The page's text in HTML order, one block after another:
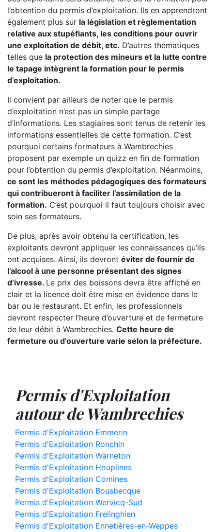
l’obtention du permis d’exploitation. Ils en apprendront
également plus sur la législation et règlementation
relative aux stupéfiants, les conditions pour ouvrir
une exploitation de débit, etc. D’autres thématiques
telles que la protection des mineurs et la lutte contre
le tapage intègrent la formation pour le permis
d’exploitation.
Il convient par ailleurs de noter que le permis
d’exploitation n’est pas un simple partage
d’informations. Les stagiaires sont tenus de retenir les
informations essentielles de cette formation. C’est
pourquoi certains formateurs à Wambrechies
proposent par exemple un quizz en fin de formation
pour l’obtention du permis d’exploitation. Néanmoins,
ce sont les méthodes pédagogiques des formateurs
qui contribueront à faciliter l’assimilation de la
formation. C’est pourquoi il faut toujours choisir avec
soin ses formateurs.
De plus, après avoir obtenu la certification, les
exploitants devront appliquer les connaissances qu’ils
ont acquises. Ainsi, ils devront éviter de fournir de
l’alcool à une personne présentant des signes
d’ivresse. Le prix des boissons devra être affiché en
clair et la licence doit être mise en évidence dans le
bar ou le restaurant. Et enfin, les professionnels
devront respecter l’heure d’ouverture et de fermeture
de leur débit à Wambrechies. Cette heure de
fermeture ou d’ouverture varie selon la préfecture.
Permis d'Exploitation
autour de Wambrechies
Permis d'Exploitation Emmerin
Permis d'Exploitation Ronchin
Permis d'Exploitation Warneton
Permis d'Exploitation Houplines
Permis d'Exploitation Comines
Permis d'Exploitation Bousbecque
Permis d'Exploitation Wervicq-Sud
Permis d'Exploitation Frelinghien
Permis d'Exploitation Ennetières-en-Weppes